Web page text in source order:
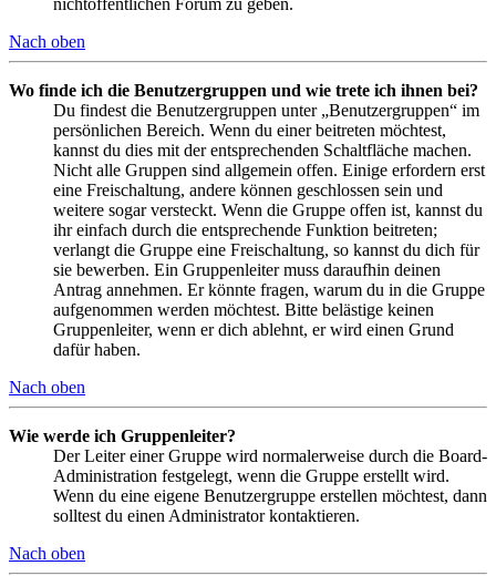
nichtöffentlichen Forum zu geben.
Nach oben
Wo finde ich die Benutzergruppen und wie trete ich ihnen bei?
Du findest die Benutzergruppen unter „Benutzergruppen“ im
persönlichen Bereich. Wenn du einer beitreten möchtest,
kannst du dies mit der entsprechenden Schaltfläche machen.
Nicht alle Gruppen sind allgemein offen. Einige erfordern erst
eine Freischaltung, andere können geschlossen sein und
weitere sogar versteckt. Wenn die Gruppe offen ist, kannst du
ihr einfach durch die entsprechende Funktion beitreten;
verlangt die Gruppe eine Freischaltung, so kannst du dich für
sie bewerben. Ein Gruppenleiter muss daraufhin deinen
Antrag annehmen. Er könnte fragen, warum du in die Gruppe
aufgenommen werden möchtest. Bitte belästige keinen
Gruppenleiter, wenn er dich ablehnt, er wird einen Grund
dafür haben.
Nach oben
Wie werde ich Gruppenleiter?
Der Leiter einer Gruppe wird normalerweise durch die Board-
Administration festgelegt, wenn die Gruppe erstellt wird.
Wenn du eine eigene Benutzergruppe erstellen möchtest, dann
solltest du einen Administrator kontaktieren.
Nach oben